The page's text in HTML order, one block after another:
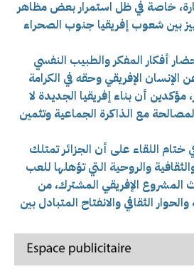
خاصة في ظل استمرار بعض مظاهر
بين شعوب إفريقيا جنوب الصحراء
أفكار المفكر والطبيب النفسي
الإنسان الإفريقي وحقه في الكرامة
مؤكدين أن بناء إفريقيا الجديدة لا
مع الذاكرة الجماعية وتثمين
اللقاء على أن الجزائر تمتلك
والروحية التي تؤهلها للعب
المشروع الإفريقي المشترك، من
الثقافي والانفتاح المتبادل بين